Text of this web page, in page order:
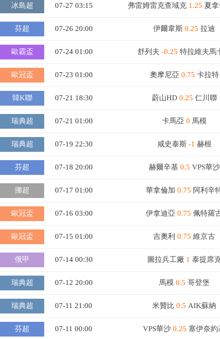
冰島超 07-27 03:15 弗雷姆雷克查域克 1.25 夏
芬超 07-26 20:00 伊爾韋斯 0.25 拉迪
歐霸盃 07-24 01:00 舒列夫 -0.25 特拉維夫馬
歐冠盃 07-23 01:00 奧摩尼亞 0.75 卡拉特
韓K聯 07-21 18:30 蔚山HD 0.25 仁川聯
瑞典超 07-21 01:00 卡馬亞 0 馬模
瑞典超 07-19 22:30 咸史泰斯 -1 赫根
芬超 07-18 20:00 赫爾辛基 0.5 VPS華沙
挪超 07-17 01:00 華拿倫加 0.75 阿利辛
歐冠盃 07-16 03:00 伊拿迪亞 0.75 佩特羅
歐冠盃 07-15 01:00 吉奧利 0.75 維京古
俄甲 07-14 00:30 圖拉兵工廠 1 泰提席
瑞典超 07-12 20:00 馬模 0.5 哥登堡
瑞典超 07-11 21:00 米贊比 0.5 AIK蘇納
芬超 07-11 00:00 VPS華沙 0.25 塞伊奈約